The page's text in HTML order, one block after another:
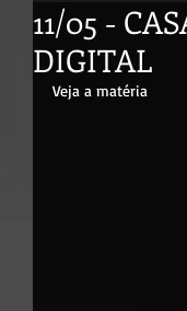
11/05 -
DIGITAL
Veja a matéria